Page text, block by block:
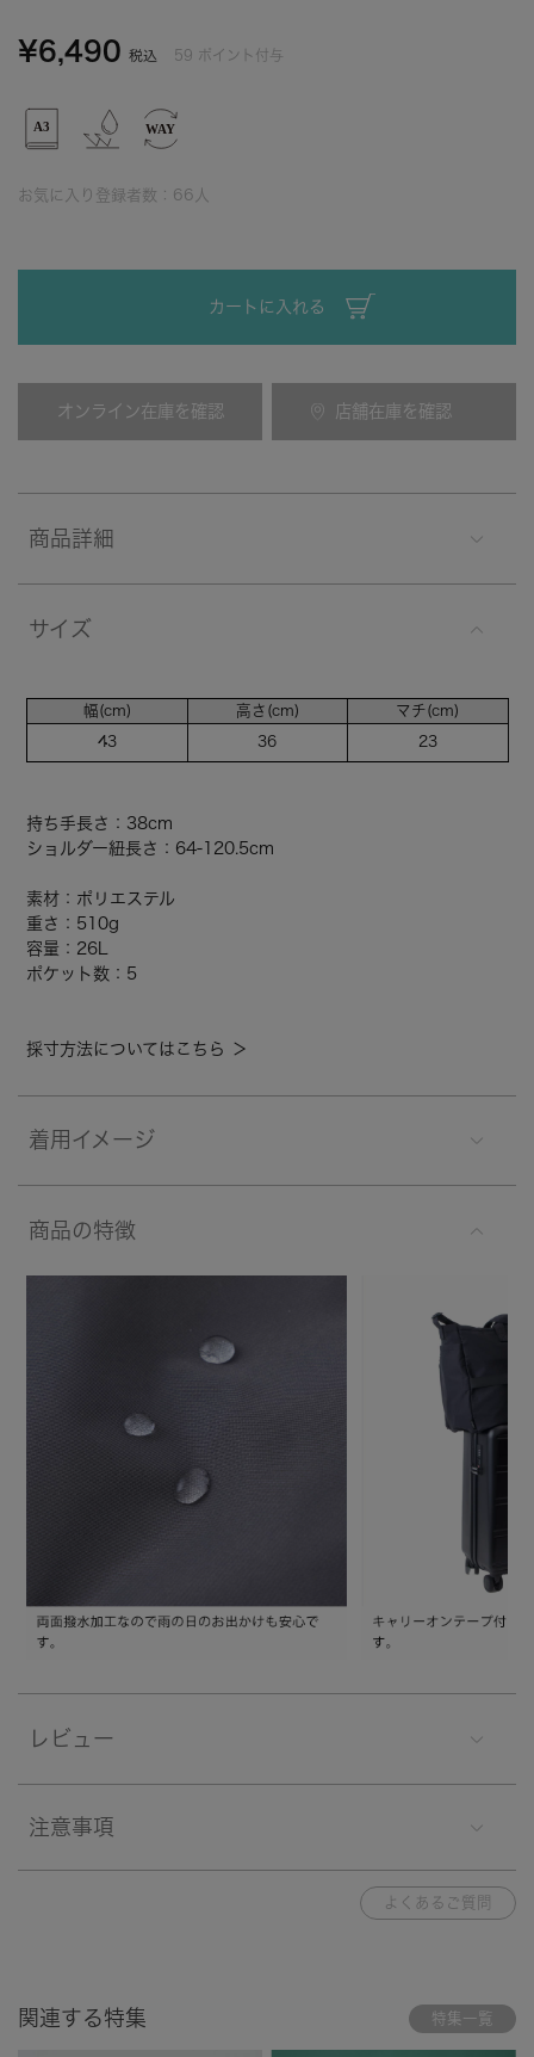
¥6,490 税込 59 ポイント付与
お気に入り登録者数： 66 人
カートに入れる
オンライン在庫を確認 店舗在庫を確認
商品詳細
サイズ
幅(cm)
43
高さ(cm)
36
マチ(cm)
23
持ち手長さ：38cm
ショルダー紐長さ：64-120.5cm
素材：ポリエステル
重さ：510g
容量：26L
ポケット数：5
採寸方法についてはこちら ＞
着用イメージ
商品の特徴
レビュー
注意事項
よくあるご質問
関連する特集 特集一覧